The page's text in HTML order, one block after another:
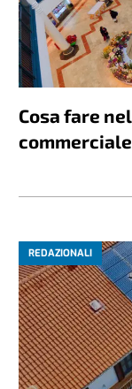
Cosa fare
REDAZIONALI